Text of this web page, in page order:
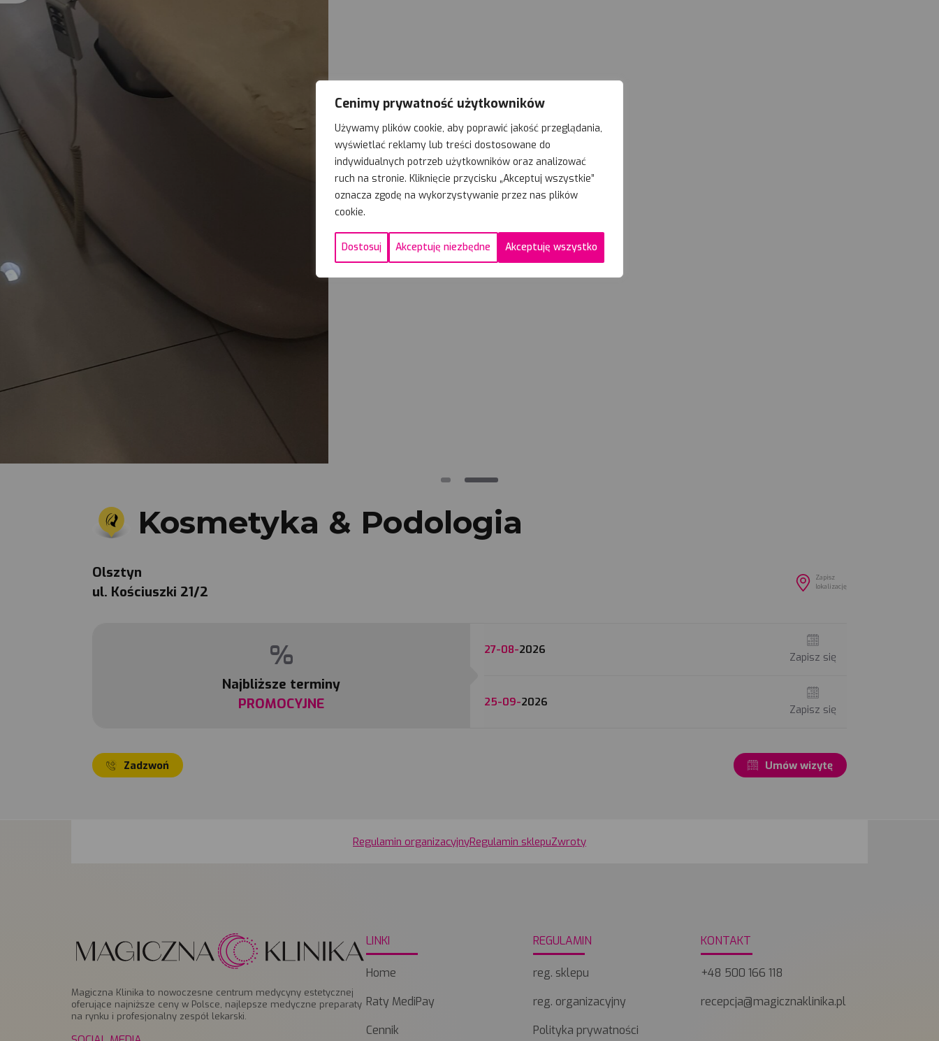
Cenimy prywatność użytkowników
Używamy plików cookie, aby poprawić jakość przeglądania,
wyświetlać reklamy lub treści dostosowane do
indywidualnych potrzeb użytkowników oraz analizować
ruch na stronie. Kliknięcie przycisku „Akceptuj wszystkie”
oznacza zgodę na wykorzystywanie przez nas plików
cookie.
Dostosuj Akceptuję niezbędne Akceptuję wszystko
Kosmetyka & Podologia
Olsztyn
ul. Kościuszki 21/2
Zapisz
lokalizację
%
Najbliższe terminy
PROMOCYJNE
27-08-2026
Zapisz się
25-09-2026
Zapisz się
Zadzwoń Umów wizytę
Regulamin organizacyjnyRegulamin sklepuZwroty
Magiczna Klinika to nowoczesne centrum medycyny estetycznej
oferujące najniższe ceny w Polsce, najlepsze medyczne preparaty
na rynku i profesjonalny zespół lekarski.
LINKI
Home
Raty MediPay
Cennik
REGULAMIN
reg. sklepu
reg. organizacyjny
Polityka prywatności
KONTAKT
+48 500 166 118
recepcja@magicznaklinika.pl